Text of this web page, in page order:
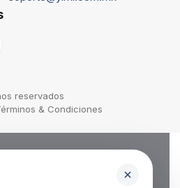
reservados
& Condiciones